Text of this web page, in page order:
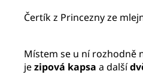
Čertík z Princezny ze
Místem se u ní rozhodně
jezipová kapsa a další